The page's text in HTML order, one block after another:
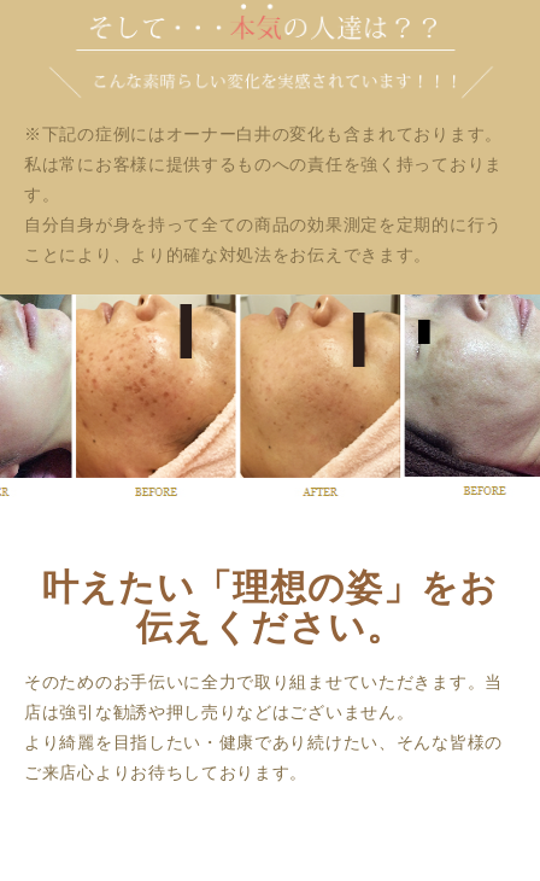
※下記の症例にはオーナー白井の変化も含まれております。
私は常にお客様に提供するものへの責任を強く持っておりま
す。
自分自身が身を持って全ての商品の効果測定を定期的に行う
ことにより、より的確な対処法をお伝えできます。
叶えたい「理想の姿」をお
伝えください。
そのためのお手伝いに全力で取り組ませていただきます。当
店は強引な勧誘や押し売りなどはございません。
より綺麗を目指したい・健康であり続けたい、そんな皆様の
ご来店心よりお待ちしております。